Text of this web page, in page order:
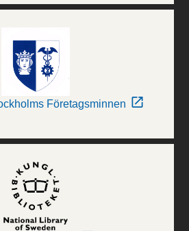
Företagsminnen